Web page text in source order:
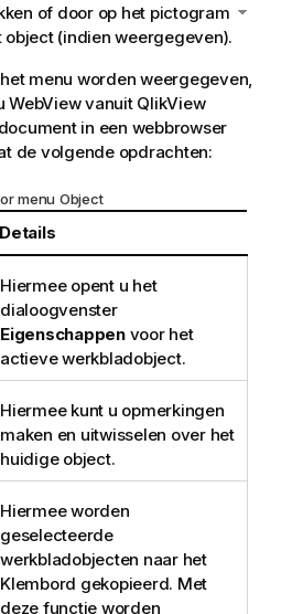
of door op het pictogram
(indien weergegeven).
menu worden weergegeven,
WebView vanuit QlikView
in een webbrowser
de volgende opdrachten:
menu Object
Details
Hiermee opent u het
dialoogvenster
Eigenschappenvoor het
actieve werkbladobject.
Hiermee kunt u opmerkingen
maken en uitwisselen over het
huidige object.
Hiermee worden
geselecteerde
werkbladobjecten naar het
Klembord gekopieerd. Met
deze functie worden